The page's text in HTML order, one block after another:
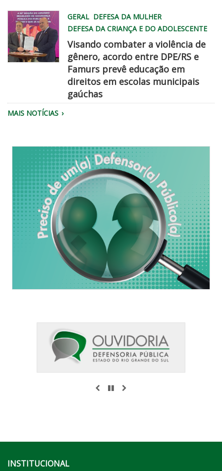
WhatsApp
Image
2026
08
06
22
chegadisso
GERAL DEFESA DA MULHER
DEFESA DA CRIANÇA E DO ADOLESCENTE
Visando combater a violência de
gênero, acordo entre DPE/RS e
Famurs prevê educação em
direitos em escolas municipais
gaúchas
MAIS NOTÍCIAS
ANTERIOR
PAUSAR
INSTITUCIONAL